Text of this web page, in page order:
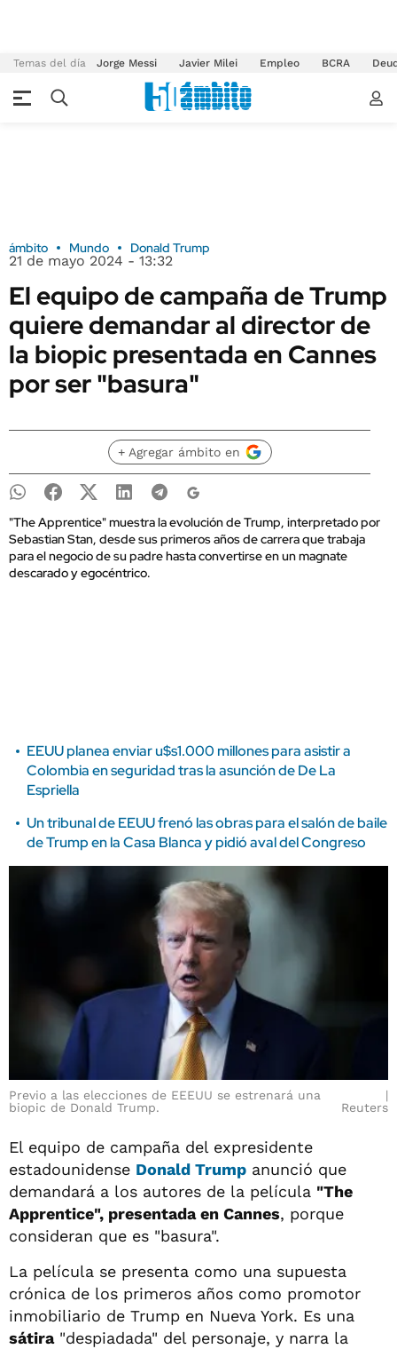
Temas del día Jorge Messi Javier Milei Empleo BCRA
ámbito Mundo Donald Trump
21 de mayo 2024 - 13:32
El equipo de campaña de Trump
quiere demandar al director de
la biopic presentada en Cannes
por ser "basura"
+ Agregar ámbito en
"The Apprentice" muestra la evolución de Trump, interpretado por
Sebastian Stan, desde sus primeros años de carrera que trabaja
para el negocio de su padre hasta convertirse en un magnate
descarado y egocéntrico.
EEUU planea enviar u$s1.000 millones para asistir a
Colombia en seguridad tras la asunción de De La
Espriella
Un tribunal de EEUU frenó las obras para el salón de baile
de Trump en la Casa Blanca y pidió aval del Congreso
Previo a las elecciones de EEEUU se estrenará una
biopic de Donald Trump.
Reuters
El equipo de campaña del expresidente
estadounidense Donald Trump anunció que
demandará a los autores de la película "The
Apprentice", presentada en Cannes, porque
consideran que es "basura".
La película se presenta como una supuesta
crónica de los primeros años como promotor
inmobiliario de Trump en Nueva York. Es una
sátira"despiadada" del personaje, y narra la